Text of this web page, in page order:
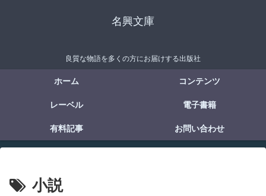
名興文庫
良質な物語を多くの方にお届けする出版社
ホーム コンテンツ
レーベル 電子書籍
有料記事 お問い合わせ
小説